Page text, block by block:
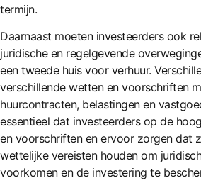
termijn.
Daarnaast moeten investeerders ook
juridische en regelgevende
een tweede huis voor verhuur.
verschillende wetten en voorschriften
huurcontracten, belastingen en
essentieel dat investeerders op de
en voorschriften en ervoor zorgen dat
wettelijke vereisten houden om
voorkomen en de investering te